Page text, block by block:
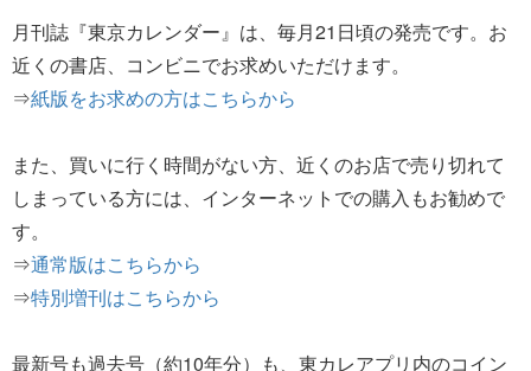
月刊誌『東京カレンダー』は、毎月21日頃の発売です。お
近くの書店、コンビニでお求めいただけます。
⇒紙版をお求めの方はこちらから
また、買いに行く時間がない方、近くのお店で売り切れて
しまっている方には、インターネットでの購入もお勧めで
す。
⇒通常版はこちらから
⇒特別増刊はこちらから
最新号も過去号（約10年分）も、東カレアプリ内のコイン